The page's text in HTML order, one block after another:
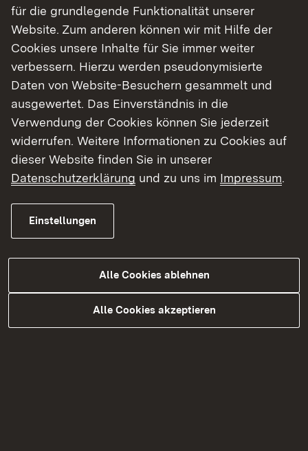
Straße
Hausnummer
PLZ
für die grundlegende Funktionalität unserer
Website. Zum anderen können wir mit Hilfe der
Cookies unsere Inhalte für Sie immer weiter
verbessern. Hierzu werden pseudonymisierte
Daten von Website-Besuchern gesammelt und
ausgewertet. Das Einverständnis in die
Verwendung der Cookies können Sie jederzeit
widerrufen. Weitere Informationen zu Cookies auf
dieser Website finden Sie in unserer
Datenschutzerklärung und zu uns im Impressum.
Einstellungen
Alle Cookies ablehnen
Alle Cookies akzeptieren